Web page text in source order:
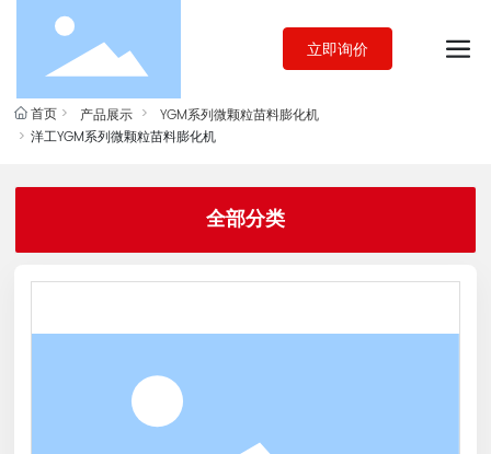
立即询价
首页 产品展示
YGM系列微颗粒苗料膨化机
洋工YGM系列微颗粒苗料膨化机
全部分类